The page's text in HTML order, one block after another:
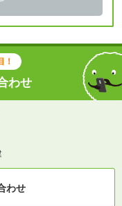
！
わせ
わせ